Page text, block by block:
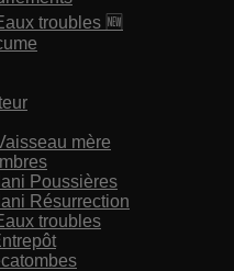
troubles 🆕
mère
Poussières
Résurrection
troubles